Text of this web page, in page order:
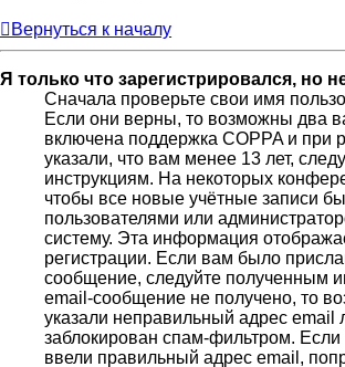
Вернуться к началу
Я только что зарегистрировался, но
Сначала проверьте свои имя
Если они верны, то возможны два
включена поддержка COPPA и при
указали, что вам менее 13 лет,
инструкциям. На некоторых
чтобы все новые учётные записи
пользователями или
систему. Эта информация
регистрации. Если вам было
сообщение, следуйте полученным
email-сообщение не получено, то
указали неправильный адрес email
заблокирован спам-фильтром.
ввели правильный адрес email,